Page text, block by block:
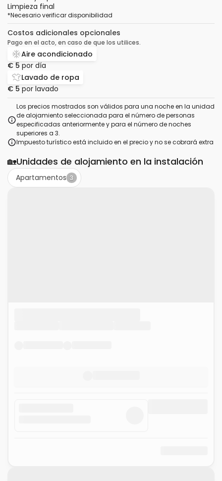
Limpieza final
*Necesario verificar disponibilidad
Costos adicionales opcionales
Pago en el acto, en caso de que los utilices.
Aire acondicionado
€ 5 por día
Lavado de ropa
€ 5 por lavado
Los precios mostrados son válidos para una noche en la unidad
de alojamiento seleccionada para el número de personas
especificadas anteriormente y para el número de noches
superiores a 3.
Impuesto turístico está incluido en el precio y no se cobrará extra
🏡Unidades de alojamiento en la instalación
Apartamentos 3